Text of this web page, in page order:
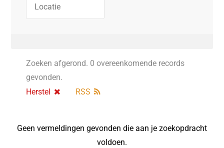
Zoeken afgerond. 0 overeenkomende records
gevonden.
Herstel
RSS
Geen vermeldingen gevonden die aan je zoekopdracht
voldoen.